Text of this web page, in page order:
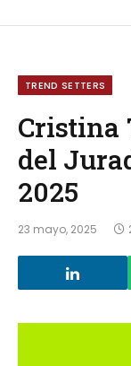
TREND SETTERS
Cristina
del
2025
23 mayo, 2025